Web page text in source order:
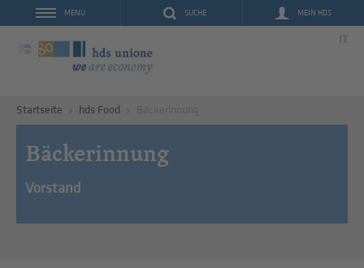
SUCHE MEIN HDS
MENU
IT
Startseite hds Food
Bäckerinnung
Vorstand